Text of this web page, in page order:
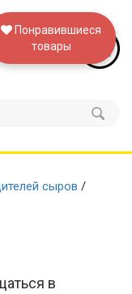
сыров /
в
Понравившиеся
товары